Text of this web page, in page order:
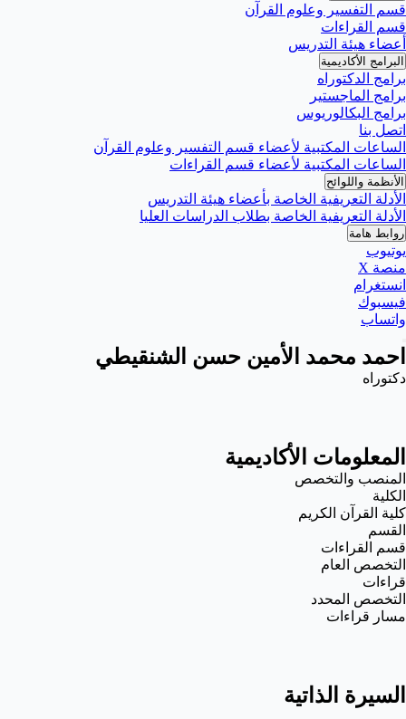
قسم التفسير وعلوم القرآن
قسم القراءات
أعضاء هيئة التدريس
البرامج الأكاديمية
برامج الدكتوراه
برامج الماجستير
برامج البكالوريوس
اتصل بنا
الساعات المكتبية لأعضاء قسم التفسير وعلوم القرآن
الساعات المكتبية لأعضاء قسم القراءات
الأنظمة واللوائح
الأدلة التعريفية الخاصة بأعضاء هيئة التدريس
الأدلة التعريفية الخاصة بطلاب الدراسات العليا
روابط هامة
يوتيوب
منصة X
انستغرام
فيسبوك
واتساب
احمد محمد الأمين حسن الشنقيطي
دكتوراه
المعلومات الأكاديمية
المنصب والتخصص
الكلية
كلية القرآن الكريم
القسم
قسم القراءات
التخصص العام
قراءات
التخصص المحدد
مسار قراءات
السيرة الذاتية